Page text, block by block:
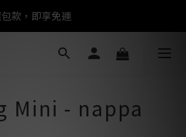
款，即享免運
款，即享免運
指定包款，單件$1200
Mini - nappa